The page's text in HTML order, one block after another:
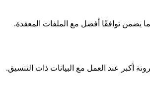
أكبر عند العمل مع البيانات ذات التنسيق.